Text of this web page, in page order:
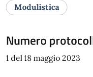
Modulistica
Numero
1 del 18 maggio 2023